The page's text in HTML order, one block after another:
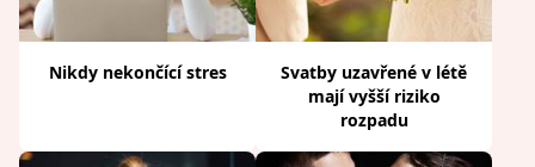
Nikdy nekončící stres
Svatby uzavřené v létě
mají vyšší riziko
rozpadu